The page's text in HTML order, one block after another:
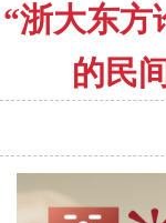
“浙大东方
的民